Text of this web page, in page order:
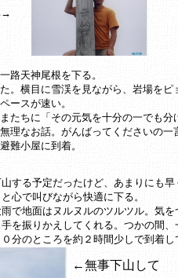
路天神尾根を下る。
。横目に雪渓を見ながら、岩場をピ
ースが速い。
たちに「その元気を十分の一でも分
理なお話。がんばってくださいの一
難小屋に到着。
する予定だったけど、あまりにも
心で叫びながら快適に下る。
で地面はヌルヌルのツルツル。気
を振りかえしてくれる。つかの間
分のところを約２時間少しで到着
→
←無事下山して